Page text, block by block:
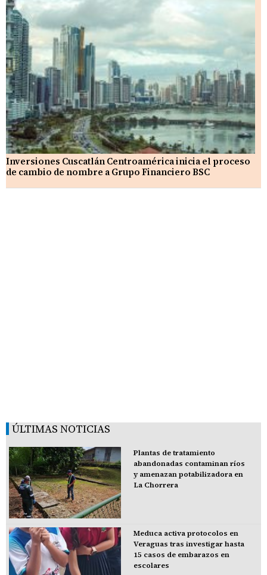
Inversiones Cuscatlán Centroamérica inicia el proceso
de cambio de nombre a Grupo Financiero BSC
ÚLTIMAS NOTICIAS
Plantas de tratamiento
abandonadas contaminan ríos
y amenazan potabilizadora en
La Chorrera
Meduca activa protocolos en
Veraguas tras investigar hasta
15 casos de embarazos en
escolares